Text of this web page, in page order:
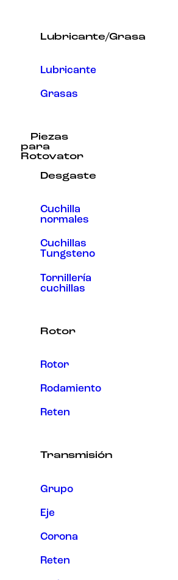
Lubricante/Grasa
Lubricante
Grasas
Piezas
para
Rotovator
Desgaste
Cuchilla
normales
Cuchillas
Tungsteno
Tornillería
cuchillas
Rotor
Rotor
Rodamiento
Reten
Transmisión
Grupo
Eje
Corona
Reten